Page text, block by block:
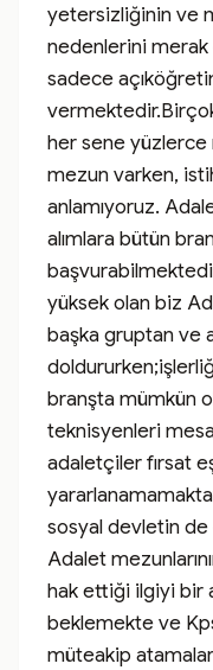
yetersizliğinin ve
nedenlerini
sadece
her sene
mezun varken,
anlamıyoruz.
alımlara bütün
yüksek olan biz
başka gruptan ve
branşta mümkün
teknisyenleri
adaletçiler fırsat
sosyal devletin
Adalet
hak ettiği ilgiyi bir
beklemekte ve
müteakip